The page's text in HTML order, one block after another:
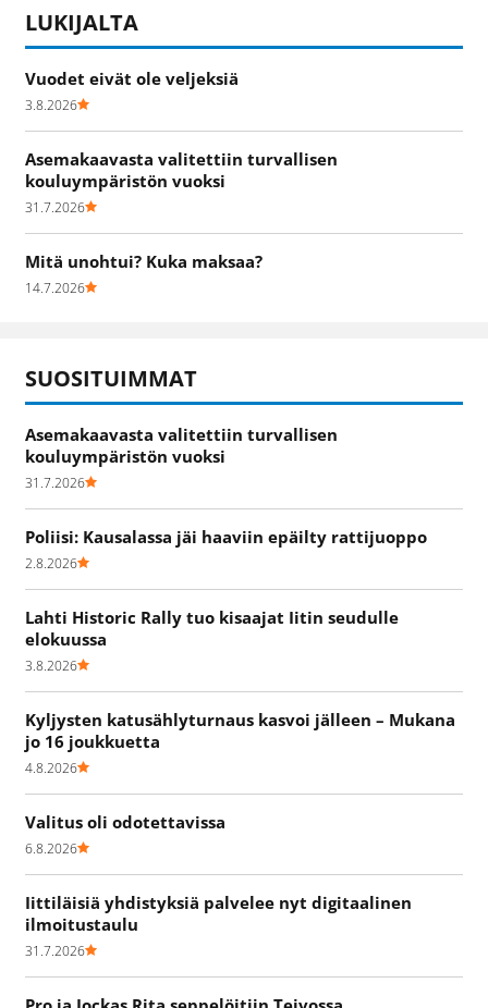
LUKIJALTA
Vuodet eivät ole veljeksiä
3.8.2026
Asemakaavasta valitettiin turvallisen
kouluympäristön vuoksi
31.7.2026
Mitä unohtui? Kuka maksaa?
14.7.2026
SUOSITUIMMAT
Asemakaavasta valitettiin turvallisen
kouluympäristön vuoksi
31.7.2026
Poliisi: Kausalassa jäi haaviin epäilty rattijuoppo
2.8.2026
Lahti Historic Rally tuo kisaajat Iitin seudulle
elokuussa
3.8.2026
Kyljysten katusählyturnaus kasvoi jälleen – Mukana
jo 16 joukkuetta
4.8.2026
Valitus oli odotettavissa
6.8.2026
Iittiläisiä yhdistyksiä palvelee nyt digitaalinen
ilmoitustaulu
31.7.2026